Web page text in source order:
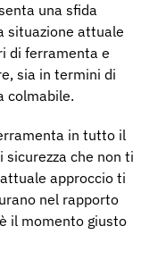
una sfida
situazione attuale
di ferramenta e
sia in termini di
colmabile.
in tutto il
sicurezza che non ti
approccio ti
nel rapporto
il momento giusto